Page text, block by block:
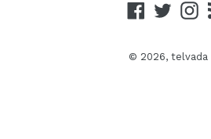
Facebook
© 2026, telvada